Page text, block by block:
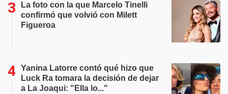
La foto con la que Marcelo Tinelli
confirmó que volvió con Milett
Figueroa
Yanina Latorre contó qué hizo que
Luck Ra tomara la decisión de dejar
a La Joaqui: "Ella lo..."